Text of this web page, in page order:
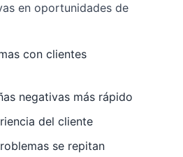
en oportunidades de
con clientes
negativas más rápido
del cliente
se repitan